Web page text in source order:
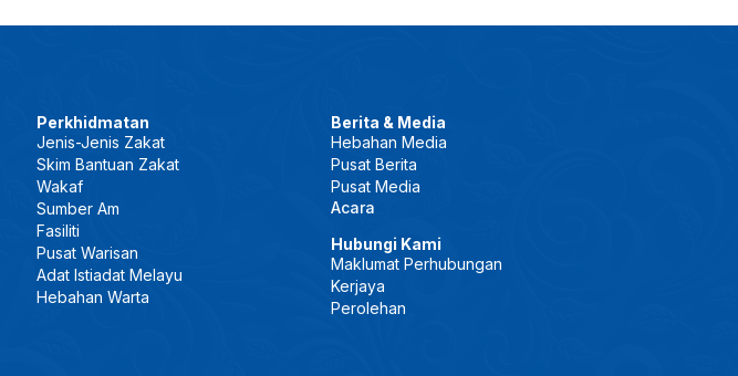
Perkhidmatan
Jenis-Jenis Zakat
Skim Bantuan Zakat
Wakaf
Sumber Am
Fasiliti
Pusat Warisan
Adat Istiadat Melayu
Hebahan Warta
Berita & Media
Hebahan Media
Pusat Berita
Pusat Media
Acara
Hubungi Kami
Maklumat Perhubungan
Kerjaya
Perolehan